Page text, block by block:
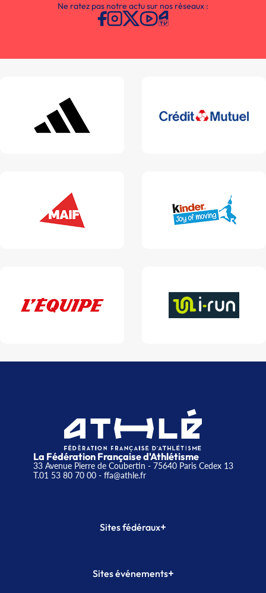
Ne ratez pas notre actu sur nos réseaux :
La Fédération Française d'Athlétisme
33 Avenue Pierre de Coubertin - 75640 Paris Cedex 13
T.01 53 80 70 00- ffa@athle.fr
Sites fédéraux+
Plateforme Formation
Sites événements+